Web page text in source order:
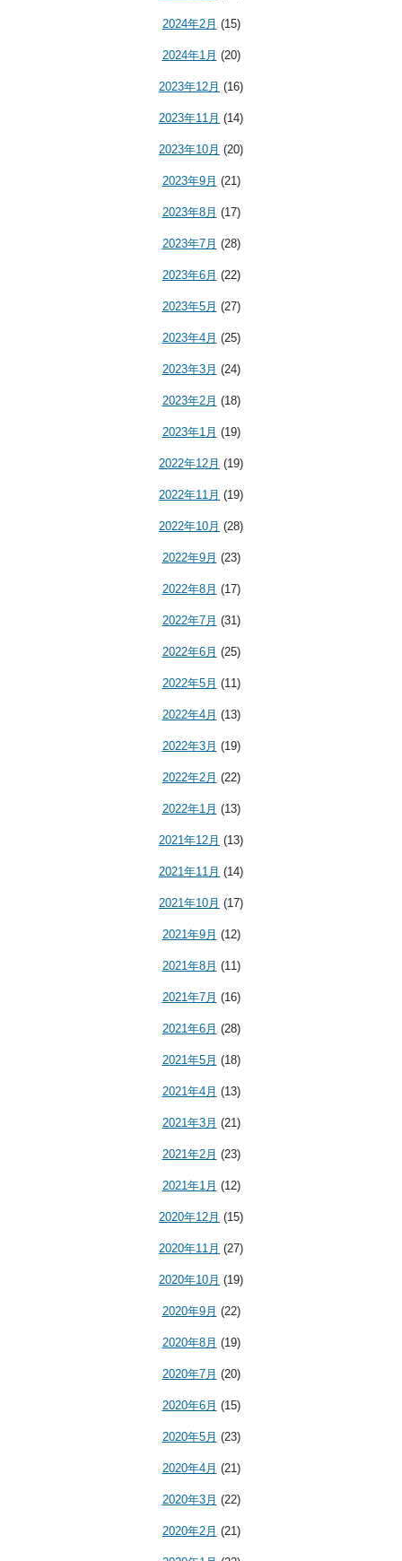
2024年2月 (15)
2024年1月 (20)
2023年12月 (16)
2023年11月 (14)
2023年10月 (20)
2023年9月 (21)
2023年8月 (17)
2023年7月 (28)
2023年6月 (22)
2023年5月 (27)
2023年4月 (25)
2023年3月 (24)
2023年2月 (18)
2023年1月 (19)
2022年12月 (19)
2022年11月 (19)
2022年10月 (28)
2022年9月 (23)
2022年8月 (17)
2022年7月 (31)
2022年6月 (25)
2022年5月 (11)
2022年4月 (13)
2022年3月 (19)
2022年2月 (22)
2022年1月 (13)
2021年12月 (13)
2021年11月 (14)
2021年10月 (17)
2021年9月 (12)
2021年8月 (11)
2021年7月 (16)
2021年6月 (28)
2021年5月 (18)
2021年4月 (13)
2021年3月 (21)
2021年2月 (23)
2021年1月 (12)
2020年12月 (15)
2020年11月 (27)
2020年10月 (19)
2020年9月 (22)
2020年8月 (19)
2020年7月 (20)
2020年6月 (15)
2020年5月 (23)
2020年4月 (21)
2020年3月 (22)
2020年2月 (21)